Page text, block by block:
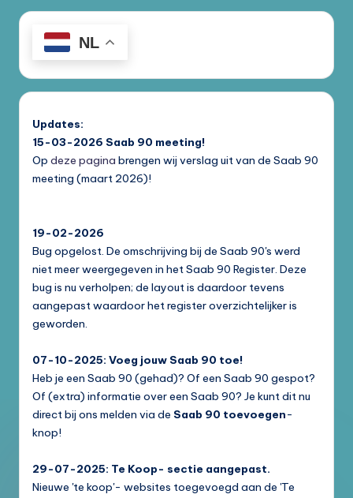
NL
Updates:
15-03-2026 Saab 90 meeting!
Op deze pagina brengen wij verslag uit van de Saab 90
meeting (maart 2026)!
19-02-2026
Bug opgelost. De omschrijving bij de Saab 90's werd
niet meer weergegeven in het Saab 90 Register. Deze
bug is nu verholpen; de layout is daardoor tevens
aangepast waardoor het register overzichtelijker is
geworden.
07-10-2025: Voeg jouw Saab 90 toe!
Heb je een Saab 90 (gehad)? Of een Saab 90 gespot?
Of (extra) informatie over een Saab 90? Je kunt dit nu
direct bij ons melden via de Saab 90 toevoegen-
knop!
29-07-2025: Te Koop- sectie aangepast.
Nieuwe 'te koop'- websites toegevoegd aan de 'Te